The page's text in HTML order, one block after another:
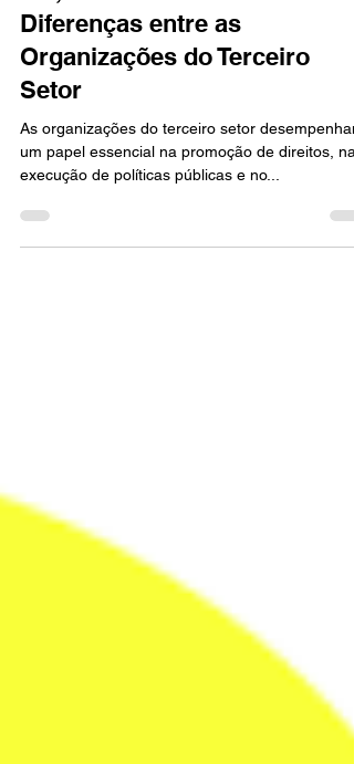
OS, OSC e OSCIP: Entenda as
Diferenças entre as
Organizações do Terceiro
Setor
As organizações do terceiro setor
execução de políticas públicas e no...